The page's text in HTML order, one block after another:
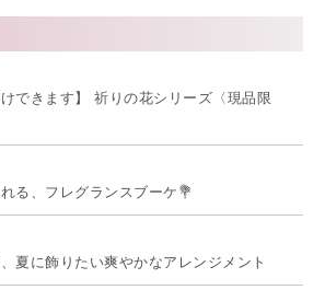
できます】 祈りの花シリーズ〈現品限
る、フレグランスブーケ💐
夏に飾りたい爽やかなアレンジメント